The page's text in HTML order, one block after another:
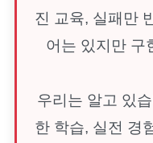
진 교육, 실패만
어는 있지만 구
우리는 알고 있
한 학습, 실전 경